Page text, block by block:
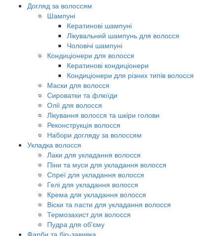
Догляд за волоссям
Шампуні
Кератинові шампуні
Лікувальний шампунь для волосся
Чоловічі шампуні
Кондиціонери для волосся
Кератинові кондиціонери
Кондиціонери для різних типів волосся
Маски для волосся
Сироватки та флюїди
Олії для волосся
Лікування волосся та шкіри голови
Реконструкція волосся
Набори догляду за волоссям
Укладка волосся
Лаки для укладання волосся
Піни та муси для укладання волосся
Спреї для укладання волосся
Гелі для укладання волосся
Крема для укладання волосся
Віски та пасти для укладання волосся
Термозахист для волосся
Пудра для об'єму
Фарби та біо-завивка